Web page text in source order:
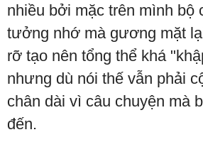
nhiều bởi mặc trên mình bộ
tưởng nhớ mà gương mặt
rỡ tạo nên tổng thể khá
nhưng dù nói thế vẫn phải
chân dài vì câu chuyện mà
đến.